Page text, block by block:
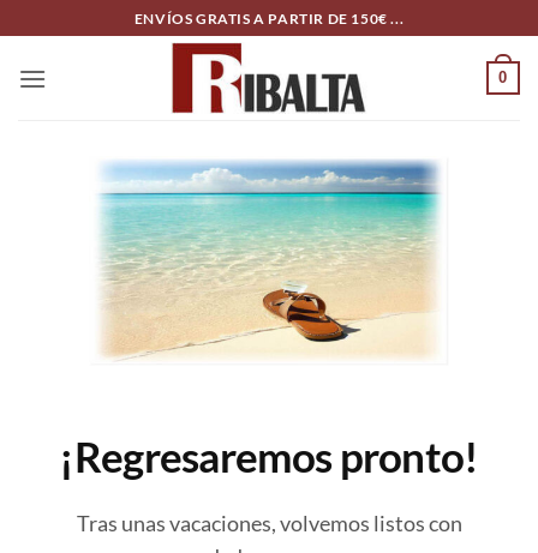
to
content
ENVÍOS GRATIS A PARTIR DE 150€ ...
0
¡Regresaremos pronto!
Tras unas vacaciones, volvemos listos con